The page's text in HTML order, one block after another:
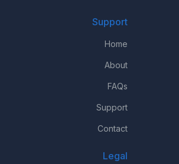
Support
Home
About
FAQs
Support
Contact
Legal